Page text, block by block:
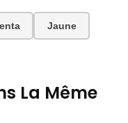
Jaune
La Même